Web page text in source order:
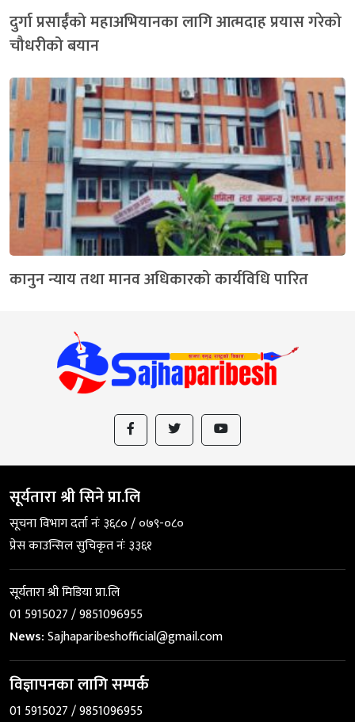
दुर्गा प्रसाईँको महाअभियानका लागि आत्मदाह प्रयास गरेको
चौधरीको बयान
कानुन न्याय तथा मानव अधिकारको कार्यविधि पारित
सूर्यतारा श्री सिने प्रा.लि
सूचना विभाग दर्ता नंः ३६८० / ०७९-०८०
प्रेस काउन्सिल सुचिकृत नंः ३३६१
सूर्यतारा श्री मिडिया प्रा.लि
01 5915027 / 9851096955
News:Sajhaparibeshofficial@gmail.com
विज्ञापनका लागि सम्पर्क
01 5915027 / 9851096955